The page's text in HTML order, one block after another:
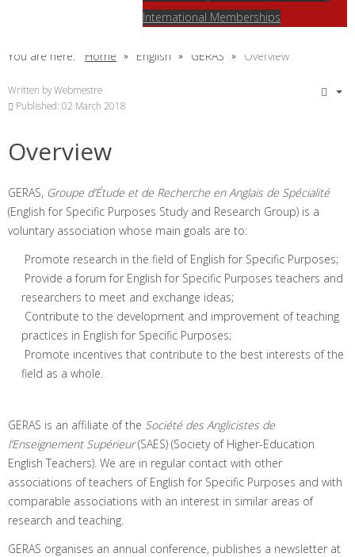
International Memberships
You are here: Home English GERAS Overview
Written byWebmestre
Published: 02 March 2018
Overview
GERAS, Groupe d’Étude et de Recherche en Anglais de Spécialité
(English for Specific Purposes Study and Research Group) is a
voluntary association whose main goals are to:
Promote research in the field of English for Specific Purposes;
Provide a forum for English for Specific Purposes teachers and
researchers to meet and exchange ideas;
Contribute to the development and improvement of teaching
practices in English for Specific Purposes;
Promote incentives that contribute to the best interests of the
field as a whole.
GERAS is an affiliate of the Société des Anglicistes de
l’Enseignement Supérieur(SAES) (Society of Higher-Education
English Teachers). We are in regular contact with other
associations of teachers of English for Specific Purposes and with
comparable associations with an interest in similar areas of
research and teaching.
GERAS organises an annual conference, publishes a newsletter at